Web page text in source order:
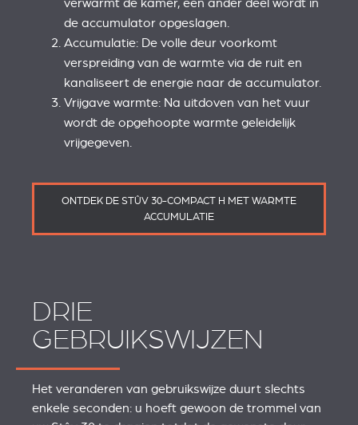
verwarmt de kamer, een ander deel wordt in
de accumulator opgeslagen.
Accumulatie: De volle deur voorkomt
verspreiding van de warmte via de ruit en
kanaliseert de energie naar de accumulator.
Vrijgave warmte: Na uitdoven van het vuur
wordt de opgehoopte warmte geleidelijk
vrijgegeven.
ONTDEK DE STÛV 30-COMPACT H MET WARMTE
ACCUMULATIE
DRIE
GEBRUIKSWIJZEN
Het veranderen van gebruikswijze duurt slechts
enkele seconden: u hoeft gewoon de trommel van